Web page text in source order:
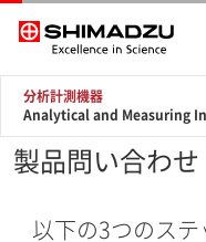
分析計測機器
Analytical and Measuring
製品問い合わせ
以下の3つのステ